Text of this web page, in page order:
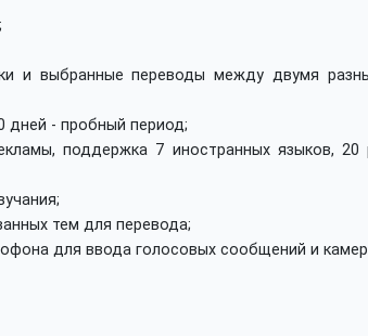
и выбранные переводы между двумя
дней - пробный период;
поддержка 7 иностранных языков, 20
тем для перевода;
для ввода голосовых сообщений и